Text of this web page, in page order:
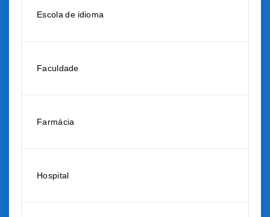
Escola de idioma
Faculdade
Farmácia
Hospital